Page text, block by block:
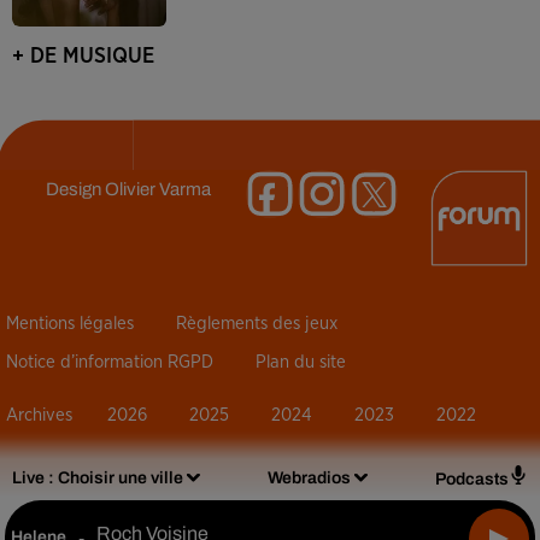
Live : Choisir une ville Webradios Podcasts
Roch Voisine
+ DE MUSIQUE
DesignOlivier Varma
Mentions légales Règlements des jeux
Notice d’information RGPD Plan du site
Archives 2026 2025 2024 2023 2022